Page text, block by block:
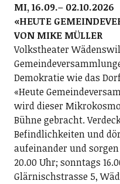
MI, 16.09.– 02.10.2026
«HEUTE
VON MIKE MÜLLER
Volkstheater Wädenswil
Demokratie wie das
«Heute
wird dieser
Bühne gebracht.
Befindlichkeiten und
aufeinander und
20.00 Uhr; sonntags
Glärnischstrasse 5,